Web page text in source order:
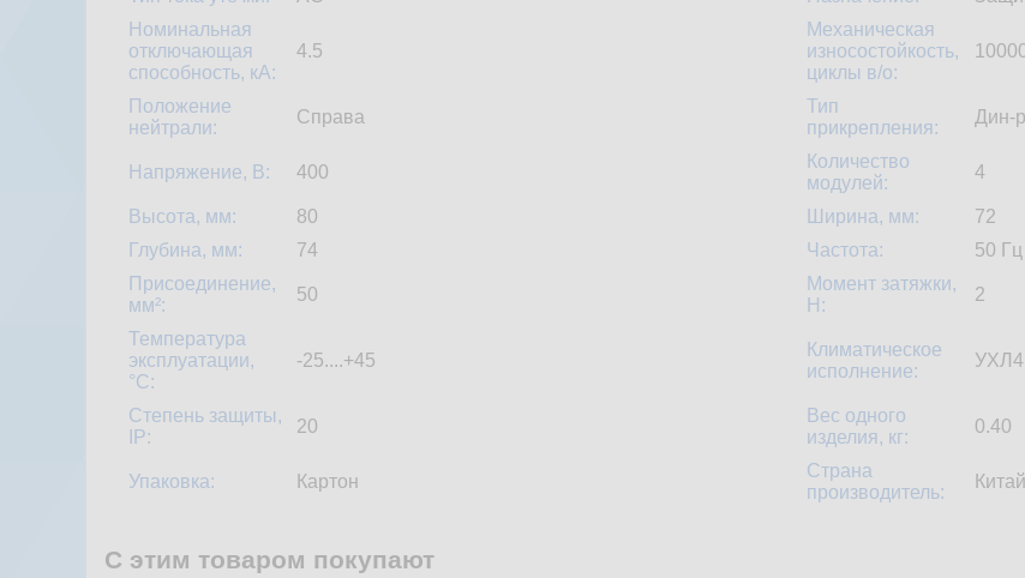
Номинальная
отключающая
способность, кA:
4.5
Механическая
износостойкость,
циклы в/о:
Положение
нейтрали:
Справа
Тип
прикрепления:
Дин-
Напряжение, В: 400
Количество
модулей:
4
Высота, мм: 80 Ширина, мм:
72
Глубина, мм:
74 Частота:
50 Гц
Присоединение,
мм²:
50
Момент затяжки,
H:
2
Температура
эксплуатации,
°С:
-25....+45
Климатическое
исполнение:
УХЛ4
Степень защиты,
IP:
20
Вес одного
изделия, кг:
0.40
Упаковка: Картон
Страна
производитель:
Китай
С этим товаром покупают